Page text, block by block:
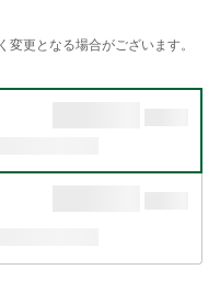
更となる場合がございます。